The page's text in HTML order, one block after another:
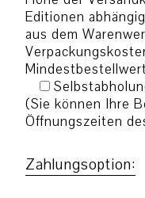
Editionen
aus dem
(Sie können Ihre
Öffnungszeiten
Zahlungsoption: